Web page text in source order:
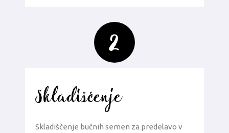
2
Skladiščenje
Skladiščenje bučnih semen za predelavo v